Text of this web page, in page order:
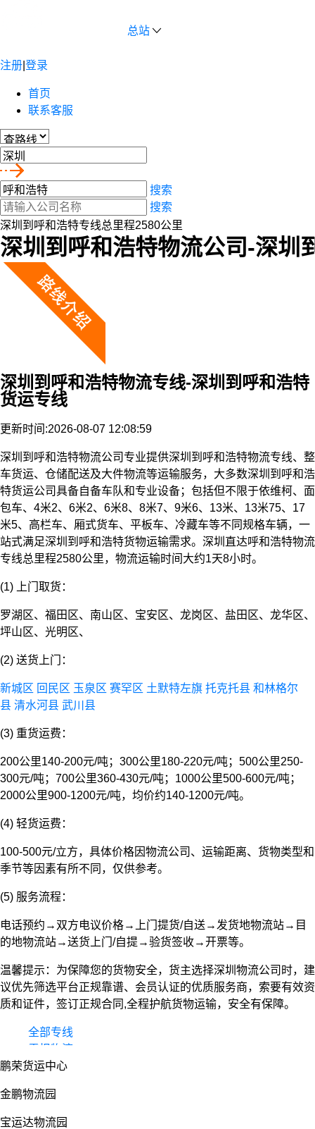
总站
注册 登录
首页
联系客服
搜索
搜索
深圳到呼和浩特专线总里程2580公里
深圳到呼和浩特物流公司-深圳
深圳到呼和浩特物流专线-深圳到呼和浩特
货运专线
更新时间:2026-08-07 12:08:59
深圳到呼和浩特物流公司专业提供深圳到呼和浩特物流专线、整
车货运、仓储配送及大件物流等运输服务，大多数深圳到呼和浩
特货运公司具备自备车队和专业设备；包括但不限于依维柯、面
包车、4米2、6米2、6米8、8米7、9米6、13米、13米75、17
米5、高栏车、厢式货车、平板车、冷藏车等不同规格车辆，一
站式满足深圳到呼和浩特货物运输需求。深圳直达呼和浩特物流
专线总里程2580公里，物流运输时间大约1天8小时。
(1) 上门取货：
罗湖区、福田区、南山区、宝安区、龙岗区、盐田区、龙华区、
坪山区、光明区、
(2) 送货上门：
新城区 回民区 玉泉区 赛罕区 土默特左旗 托克托县 和林格尔
县 清水河县 武川县
(3) 重货运费：
200公里140-200元/吨；300公里180-220元/吨；500公里250-
300元/吨；700公里360-430元/吨；1000公里500-600元/吨；
2000公里900-1200元/吨，均价约140-1200元/吨。
(4) 轻货运费：
100-500元/立方，具体价格因物流公司、运输距离、货物类型和
季节等因素有所不同，仅供参考。
(5) 服务流程：
电话预约→双方电议价格→上门提货/自送→发货地物流站→目
的地物流站→送货上门/自提→验货签收→开票等。
温馨提示：为保障您的货物安全，货主选择深圳物流公司时，建
议优先筛选平台正规靠谱、会员认证的优质服务商，索要有效资
质和证件，签订正规合同,全程护航货物运输，安全有保障。
全部专线
零担物流
整车货运
鹏荣货运中心
金鹏物流园
宝运达物流园